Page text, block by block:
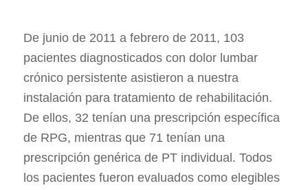
De junio de 2011 a febrero de 2011, 103
pacientes diagnosticados con dolor lumbar
crónico persistente asistieron a nuestra
instalación para tratamiento de rehabilitación.
De ellos, 32 tenían una prescripción específica
de RPG, mientras que 71 tenían una
prescripción genérica de PT individual. Todos
los pacientes fueron evaluados como elegibles